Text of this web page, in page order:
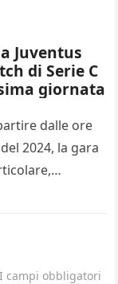
Juventus
di Serie C
giornata
dalle ore
2024, la gara
I campi obbligatori